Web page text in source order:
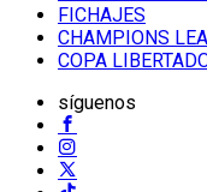
FICHAJES
CHAMPIONS
COPA
síguenos